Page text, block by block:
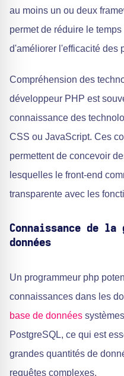
au moins un ou deux
permet de réduire le
d'améliorer l'efficacité des
Compréhension des
développeur PHP est
connaissance des
CSS ou JavaScript. Ces
permettent de concevoir
lesquelles le front-end
transparente avec les
Connaissance de la
données
Un programmeur php
connaissances dans les
base de données
PostgreSQL, ce qui est
grandes quantités de
requêtes complexes.